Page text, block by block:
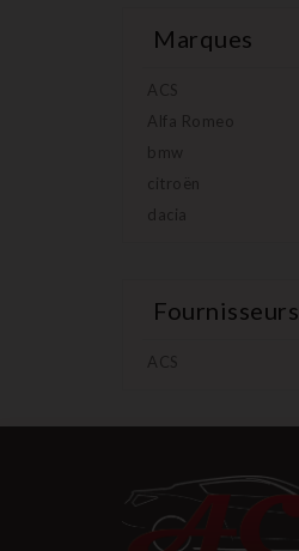
Marques
ACS
Alfa Romeo
bmw
citroën
dacia
Fournisseurs
ACS